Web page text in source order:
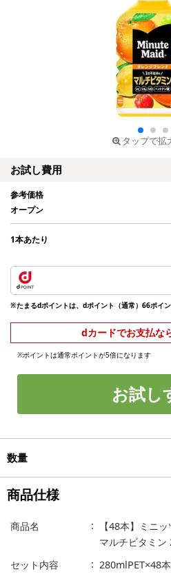
タップで拡
お試し費用
参考価格
オープン
1本あたり
※たまるdポイントは、dポイント（通常）66ポイン
dカードでお支払な
※ポイントは通常ポイントが5倍になります
お試し
数量
商品仕様
商品名
【48本】ミニ
マルチビタミン
セット内容
280mlPET×48本